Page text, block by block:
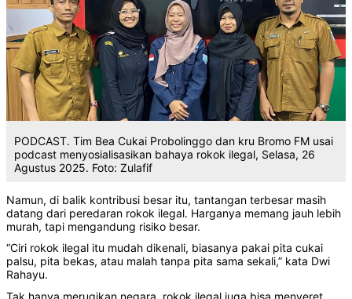
PODCAST. Tim Bea Cukai Probolinggo dan kru Bromo FM usai
podcast menyosialisasikan bahaya rokok ilegal, Selasa, 26
Agustus 2025. Foto: Zulafif
‎Namun, di balik kontribusi besar itu, tantangan terbesar masih
datang dari peredaran rokok ilegal. Harganya memang jauh lebih
murah, tapi mengandung risiko besar.‎
‎“Ciri rokok ilegal itu mudah dikenali, biasanya pakai pita cukai
palsu, pita bekas, atau malah tanpa pita sama sekali,” kata Dwi
Rahayu.‎
‎Tak hanya merugikan negara, rokok ilegal juga bisa menyeret